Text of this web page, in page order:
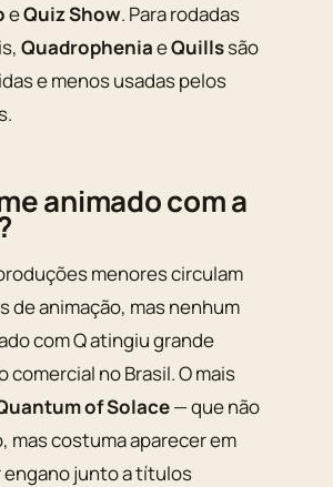
eQuiz Show. Para rodadas
QuadropheniaeQuillssão
e menos usadas pelos
animado com a
menores circulam
de animação, mas nenhum
com Q atingiu grande
comercial no Brasil. O mais
of Solace— que não
mas costuma aparecer em
engano junto a títulos